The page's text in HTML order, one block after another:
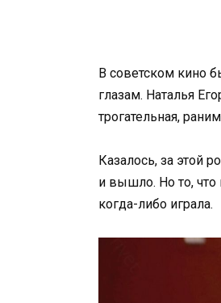
В советском кино
глазам. Наталья
трогательная,
Казалось, за этой
и вышло. Но то, что
когда-либо играла.